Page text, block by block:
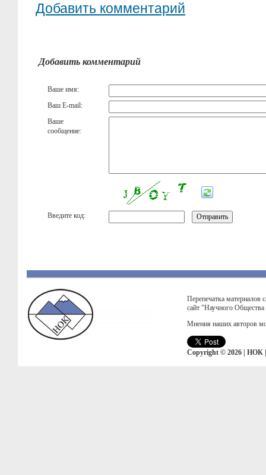
Добавить комментарий
Добавить комментарий
Ваше имя:
Ваш E-mail:
Ваше
сообщение:
Введите код:
Перепечатка материалов
сайт "Научного
Мнения наших авторов
Copyright © 2026 | НОК